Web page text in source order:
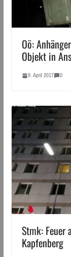
Oö:
Objekt in
9. April 2017 0
Stmk: Feuer
Kapfenberg